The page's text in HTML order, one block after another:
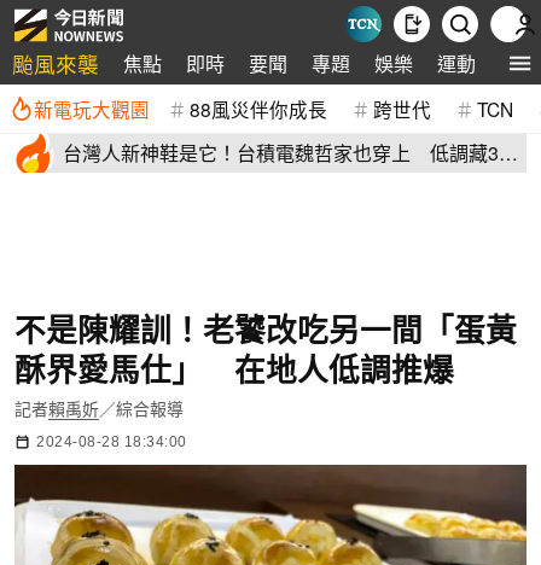
颱風來襲 焦點 即時 要聞 專題 娛樂 運動 全球
新電玩大觀園 88風災伴你成長 跨世代 TCN
台灣人新神鞋是它！台積電魏哲家也穿上 低調藏38
不是陳耀訓！老饕改吃另一間「蛋黃
酥界愛馬仕」 在地人低調推爆
記者賴禹妡／綜合報導
2024-08-28 18:34:00